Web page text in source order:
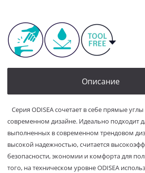
Описание
Серия ODISEA сочетает в себе прямые
современном дизайне. Идеально подходит
выполненных в современном трендовом
высокой надежностью, считается
безопасности, экономии и комфорта для
того, на техническом уровне ODISEA